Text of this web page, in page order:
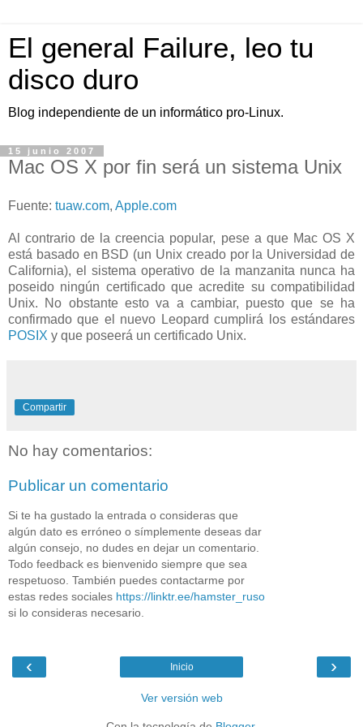
El general Failure, leo tu
disco duro
Blog independiente de un informático pro-Linux.
15 junio 2007
Mac OS X por fin será un sistema Unix
Fuente: tuaw.com, Apple.com
Al contrario de la creencia popular, pese a que Mac OS X
está basado en BSD (un Unix creado por la Universidad de
California), el sistema operativo de la manzanita nunca ha
poseido ningún certificado que acredite su compatibilidad
Unix. No obstante esto va a cambiar, puesto que se ha
confirmado que el nuevo Leopard cumplirá los estándares
POSIX y que poseerá un certificado Unix.
Compartir
No hay comentarios:
Publicar un comentario
Si te ha gustado la entrada o consideras que
algún dato es erróneo o símplemente deseas dar
algún consejo, no dudes en dejar un comentario.
Todo feedback es bienvenido siempre que sea
respetuoso. También puedes contactarme por
estas redes sociales https://linktr.ee/hamster_ruso
si lo consideras necesario.
‹ ›
Inicio
Ver versión web